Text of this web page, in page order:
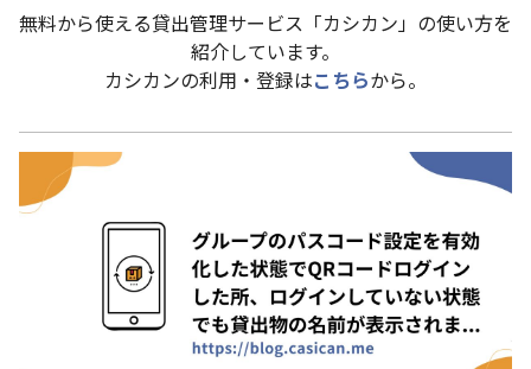
無料から使える貸出管理サービス「カシカン」の使い方を
紹介しています。
カシカンの利用・登録はこちらから。